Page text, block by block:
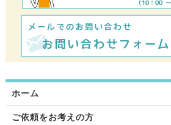
ホーム
ご依頼をお考えの方